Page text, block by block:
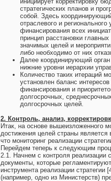
стратегических планов и
собой. Здесь
отраслевого и
финансирования всех
принцип расстановки
значимых целей и
либо необходимо от них
Далее координирующий
нижние уровни иерархии
Количество таких итераций
установлен баланс
финансирования и
долгосрочных,
долгосрочных целей.
2. Контроль, анализ,
Итак, на основе вышеизложенного
достижения целей страны
что мониторинг реализации
Перейдем теперь к следующим
2.1. Начнем с контроля реализации
документы, которые
инструмента реализации
(например, одно из Министерств)